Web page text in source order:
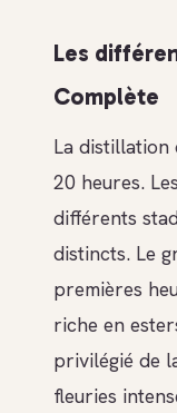
Les
Complète
La distillation
20 heures.
différents
distincts. Le
premières
riche en
privilégié de
fleuries